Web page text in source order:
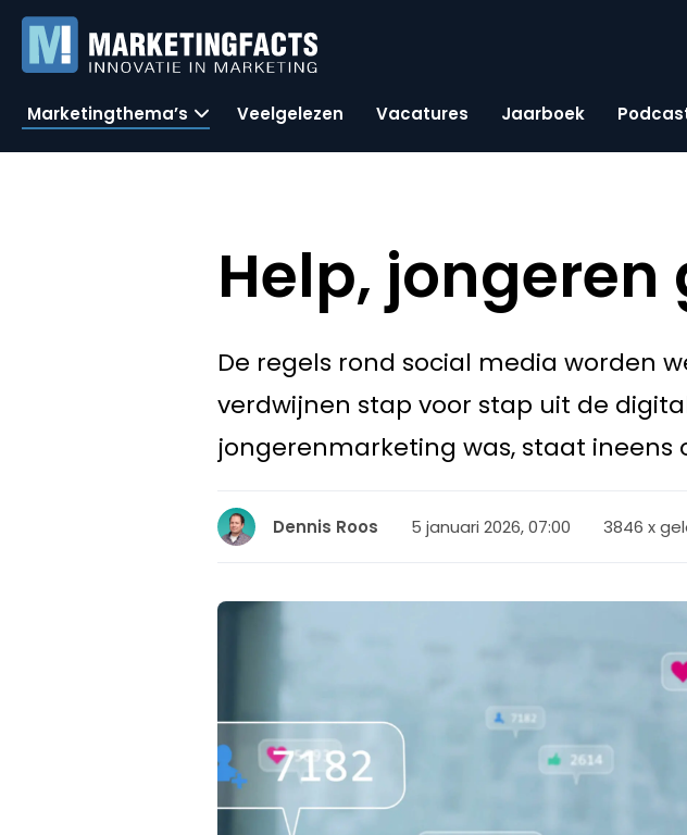
Marketingthema’s Veelgelezen Vacatures Jaarboek
Help,
De regels rond social media worden
verdwijnen stap voor stap uit de
jongerenmarketing was, staat ineens
Dennis Roos 5 januari 2026, 07:00 3846 x